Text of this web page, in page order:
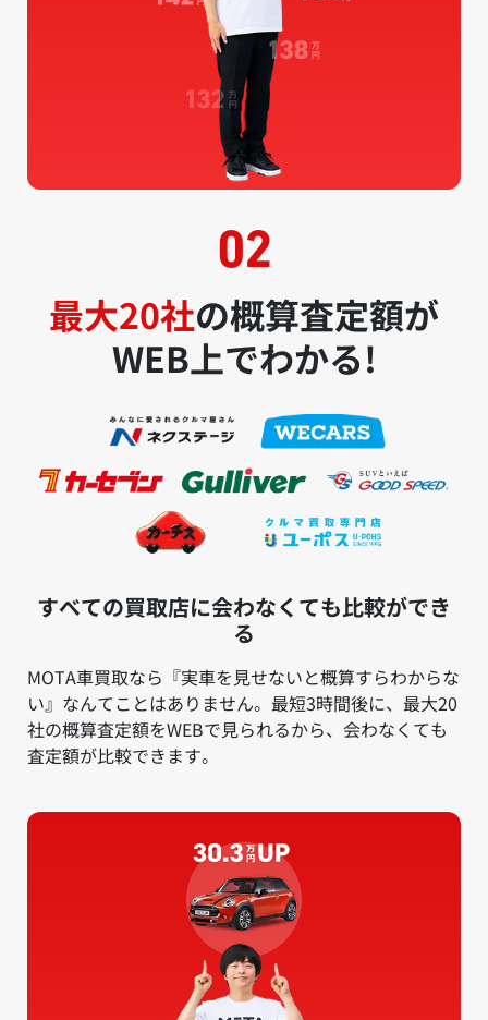
最大20社の概算査定額が
WEB上でわかる!
すべての買取店に会わなくても比較ができ
る
MOTA車買取なら『実車を見せないと概算すらわからな
い』なんてことはありません。最短3時間後に、最大20
社の概算査定額をWEBで見られるから、会わなくても
査定額が比較できます。